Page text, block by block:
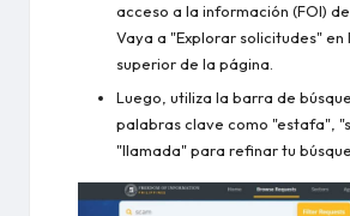
acceso a la información (FOI)
Vaya a "Explorar solicitudes" en
superior de la página.
Luego, utiliza la barra de
palabras clave como "estafa",
"llamada" para refinar tu